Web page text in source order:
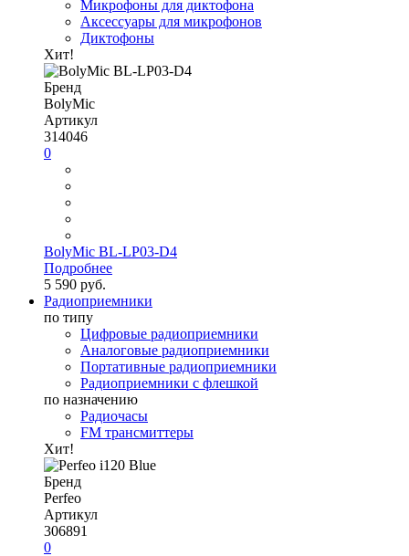
Микрофоны для диктофона
Аксессуары для микрофонов
Диктофоны
Хит!
Бренд
BolyMic
Артикул
314046
0
BolyMic BL-LP03-D4
Подробнее
5 590 руб.
Радиоприемники
по типу
Цифровые радиоприемники
Аналоговые радиоприемники
Портативные радиоприемники
Радиоприемники с флешкой
по назначению
Радиочасы
FM трансмиттеры
Хит!
Бренд
Perfeo
Артикул
306891
0